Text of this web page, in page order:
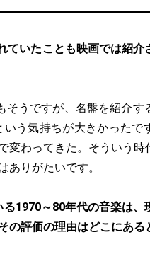
いたことも映画では紹介
そうですが、名盤を紹介す
う気持ちが大きかったで
変わってきた。そういう時
ありがたいです。
1970～80年代の音楽は、
の評価の理由はどこにある